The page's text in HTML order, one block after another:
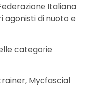
Italiana
agonisti di nuoto e
categorie
Myofascial